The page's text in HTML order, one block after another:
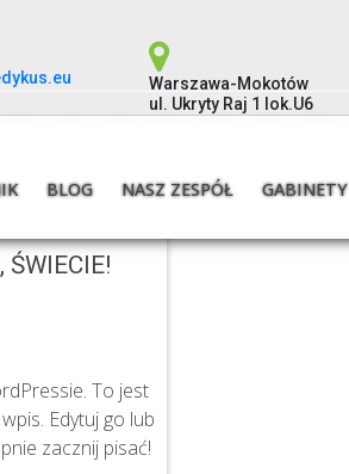
Warszawa-Mokotów
ul. Ukryty Raj 1 lok.U6
BLOG NASZ ZESPÓŁ GABINETY
Bez kategorii
ŚWIECIE!
To jest
Edytuj go lub
zacznij pisać!